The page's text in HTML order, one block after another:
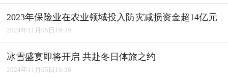
2023年保险业在农业领域投入防灾减损资金超14亿元
2024年11月05日19:39
冰雪盛宴即将开启 共赴冬日体旅之约
2024年11月05日16:36